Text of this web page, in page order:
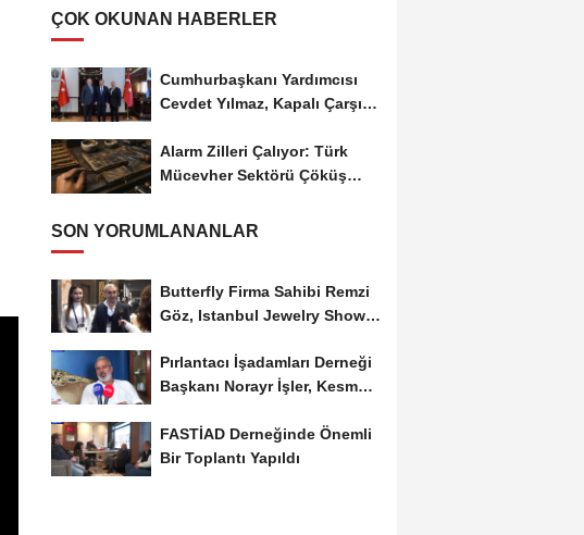
ÇOK OKUNAN HABERLER
Cumhurbaşkanı Yardımcısı
Cevdet Yılmaz, Kapalı Çarşı
Alarm Zilleri Çalıyor: Türk
Mücevher Sektörü Çöküş
SON YORUMLANANLAR
Butterfly Firma Sahibi Remzi
Göz, Istanbul Jewelry Show
Pırlantacı İşadamları Derneği
Başkanı Norayr İşler, Kesme
FASTİAD Derneğinde Önemli
Bir Toplantı Yapıldı